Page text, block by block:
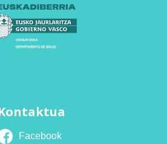
Facebook